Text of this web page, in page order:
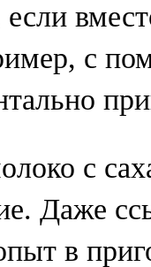
с
с
Даже
в